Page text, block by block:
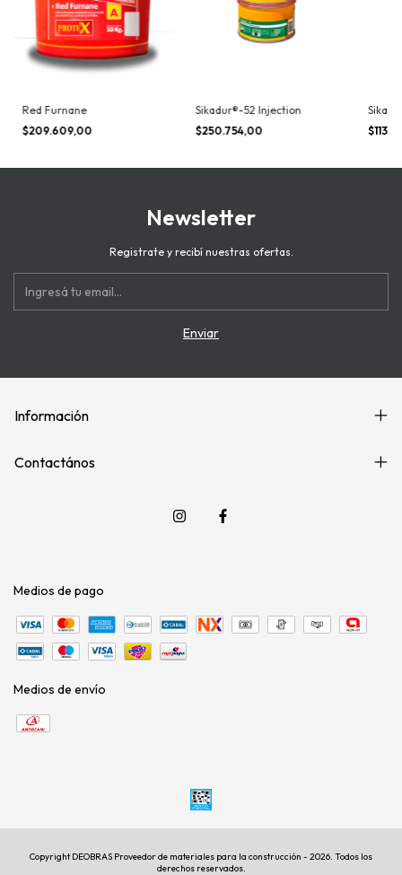
Red Furnane
$209.609,00
Sikadur®-52 Injection
$250.754,00
Newsletter
Registrate y recibí nuestras ofertas.
Información
Contactános
Medios de pago
Medios de envío
Copyright DEOBRAS Proveedor de materiales para la construcción - 2026. Todos los
derechos reservados.